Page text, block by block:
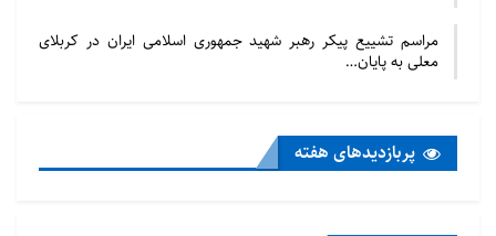
مراسم تشییع پیکر رهبر شهید جمهوری اسلامی ایران در کربلای
معلی به پایان…
پربازدید‌های هفته